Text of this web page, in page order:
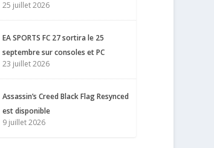
25 juillet 2026
EA SPORTS FC 27 sortira le 25
septembre sur consoles et PC
23 juillet 2026
Assassin’s Creed Black Flag Resynced
est disponible
9 juillet 2026